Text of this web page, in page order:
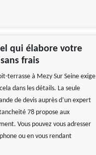
qui élabore votre
frais
terrasse à Mezy Sur Seine exige
dans les détails. La seule
de devis auprès d’un expert
78 propose aux
Vous pouvez vous adresser
ou en vous rendant